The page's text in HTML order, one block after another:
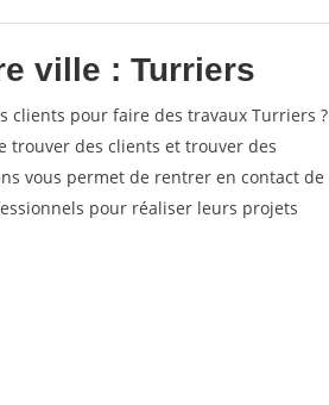
ville : Turriers
clients pour faire des travaux Turriers ?
trouver des clients et trouver des
vous permet de rentrer en contact de
pour réaliser leurs projets